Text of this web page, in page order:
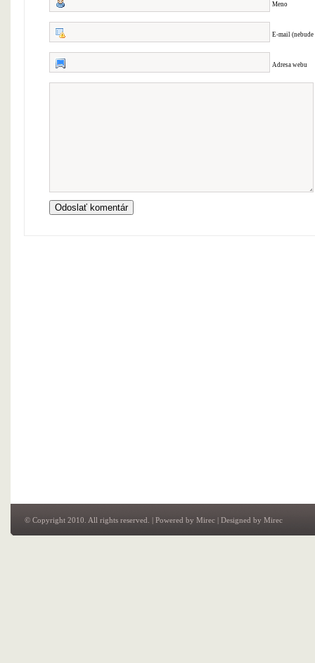
Meno
E-mail (nebude
Adresa webu
© Copyright 2010. All rights reserved. | Powered by Mirec | Designed by Mirec